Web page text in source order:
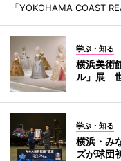
「YOKOHAMA COAST
学ぶ・知る
横浜美術
ル」展
学ぶ・知る
横浜・み
ズが球団